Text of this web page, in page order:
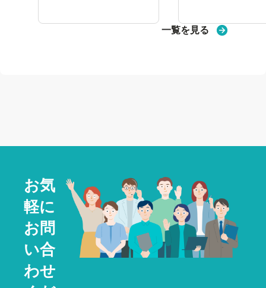
一覧を見る
お気
軽に
お問
い合
わせ